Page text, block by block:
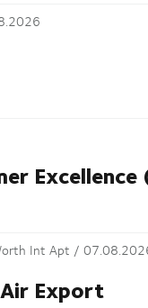
Int Apt /
Export